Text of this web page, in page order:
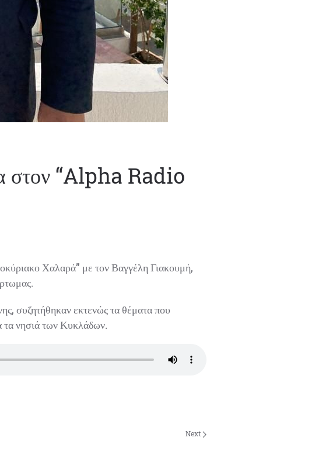
στον “Alpha Radio
Χαλαρά” με τον Βαγγέλη Γιακουμή,
συζητήθηκαν εκτενώς τα θέματα που
τα νησιά των Κυκλάδων.
Next